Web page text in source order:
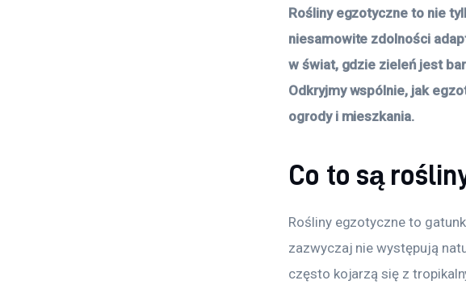
Rośliny egzotyczne to nie
niesamowite zdolności
w świat, gdzie zieleń jest
Odkryjmy wspólnie, jak
ogrody i mieszkania.
Co to są
Rośliny egzotyczne to
zazwyczaj nie występują
często kojarzą się z